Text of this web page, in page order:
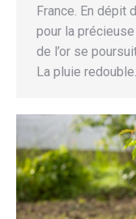
France. En dépit
pour la
de l’or se
La pluie